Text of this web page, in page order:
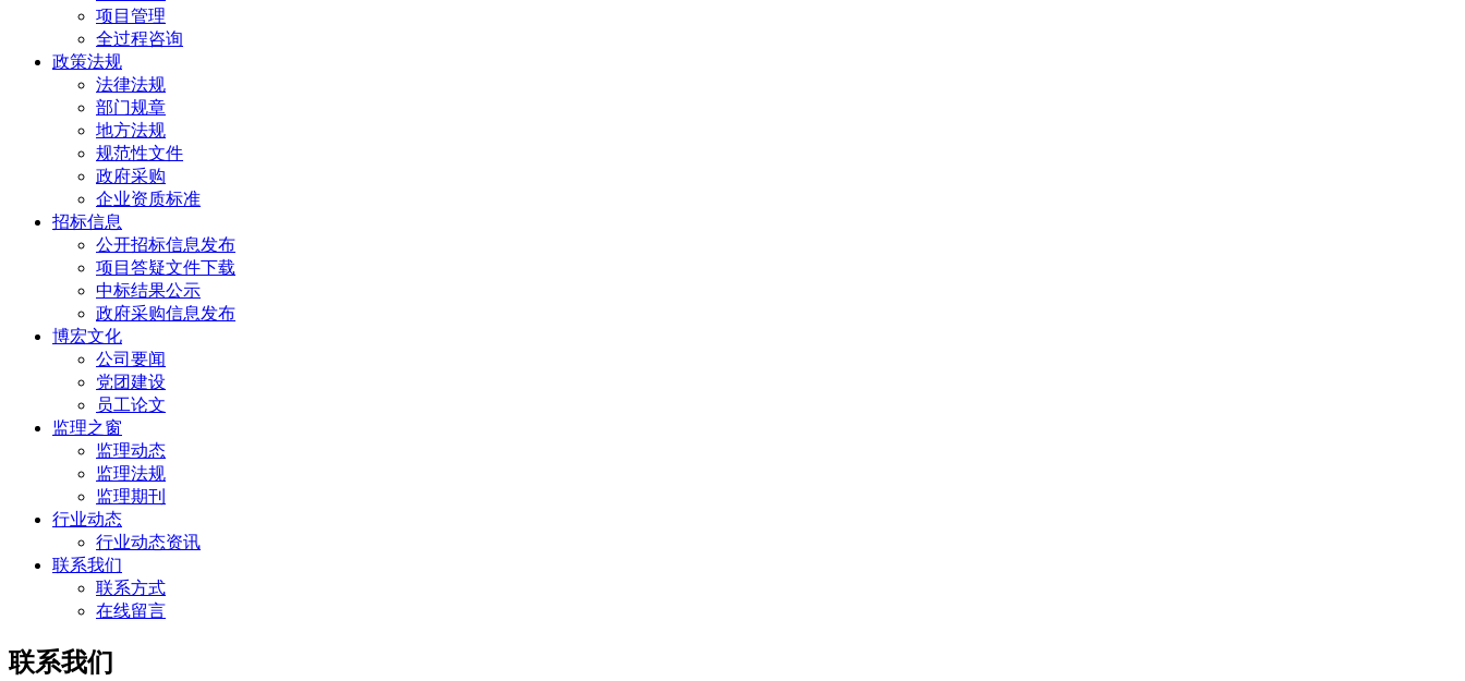
项目管理
全过程咨询
政策法规
法律法规
部门规章
地方法规
规范性文件
政府采购
企业资质标准
招标信息
公开招标信息发布
项目答疑文件下载
中标结果公示
政府采购信息发布
博宏文化
公司要闻
党团建设
员工论文
监理之窗
监理动态
监理法规
监理期刊
行业动态
行业动态资讯
联系我们
联系方式
在线留言
联系我们